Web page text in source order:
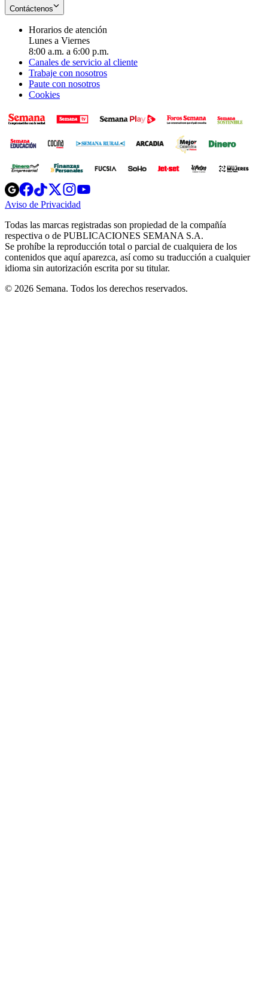
Contáctenos
Horarios de atención
Lunes a Viernes
8:00 a.m. a 6:00 p.m.
Canales de servicio al cliente
Trabaje con nosotros
Paute con nosotros
Cookies
Opens
in
new
Opens
in
new
Opens
in
new
window
Opens
new
windowwindow
Aviso de Privacidad
new
window
Todas las marcas registradas son propiedad de la compañía
respectiva o de PUBLICACIONES SEMANA S.A.
Se prohíbe la reproducción total o parcial de cualquiera de los
contenidos que aquí aparezca, así como su traducción a cualquier
idioma sin autorización escrita por su titular.
© 2026 Semana. Todos los derechos reservados.